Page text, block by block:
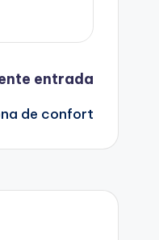
entrada
de confort